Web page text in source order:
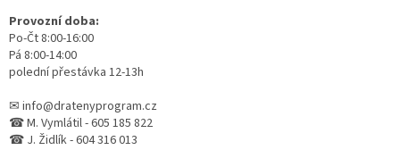
Provozní doba:
Po-Čt 8:00-16:00
Pá 8:00-14:00
polední přestávka 12-13h
✉ info@dratenyprogram.cz
☎ M. Vymlátil - 605 185 822
☎ J. Židlík - 604 316 013